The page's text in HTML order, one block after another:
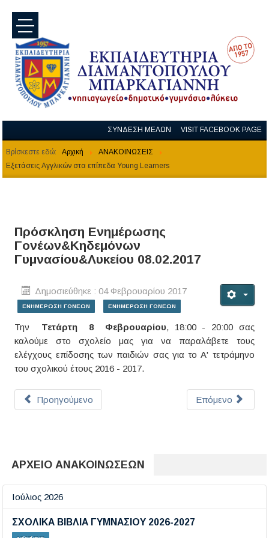
ΣΥΝΔΕΣΗ ΜΕΛΩΝ VISIT FACEBOOK PAGE
Βρίσκεστε εδώ: Αρχική
ΑΝΑΚΟΙΝΩΣΕΙΣ
Εξετάσεις Αγγλικών στα επίπεδα Young Learners
Πρόσκληση Ενημέρωσης
Γονέων&Κηδεμόνων
Γυμνασίου&Λυκείου 08.02.2017
Δημοσιεύθηκε : 04 Φεβρουαρίου 2017
ΕΝΗΜΕΡΩΣΗ ΓΟΝΕΩΝ ΕΝΗΜΕΡΩΣΗ ΓΟΝΕΩΝ
Την Τετάρτη 8 Φεβρουαρίου, 18:00 - 20:00 σας
καλούμε στο σχολείο μας για να παραλάβετε τους
ελέγχους επίδοσης των παιδιών σας για το Α' τετράμηνο
του σχολικού έτους 2016 - 2017.
Προηγούμενο Επόμενο
ΑΡΧΕΙΟ ΑΝΑΚΟΙΝΩΣΕΩΝ
Ιούλιος 2026
ΣΧΟΛΙΚΑ ΒΙΒΛΙΑ ΓΥΜΝΑΣΙΟΥ 2026-2027